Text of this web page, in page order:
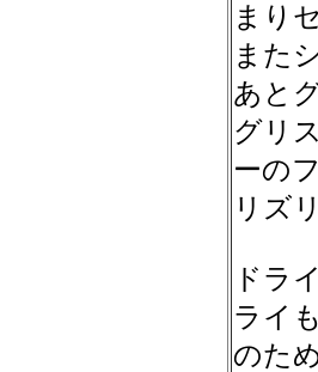
まり
また
あと
グリ
ーの
リズ
ドラ
ライ
のた